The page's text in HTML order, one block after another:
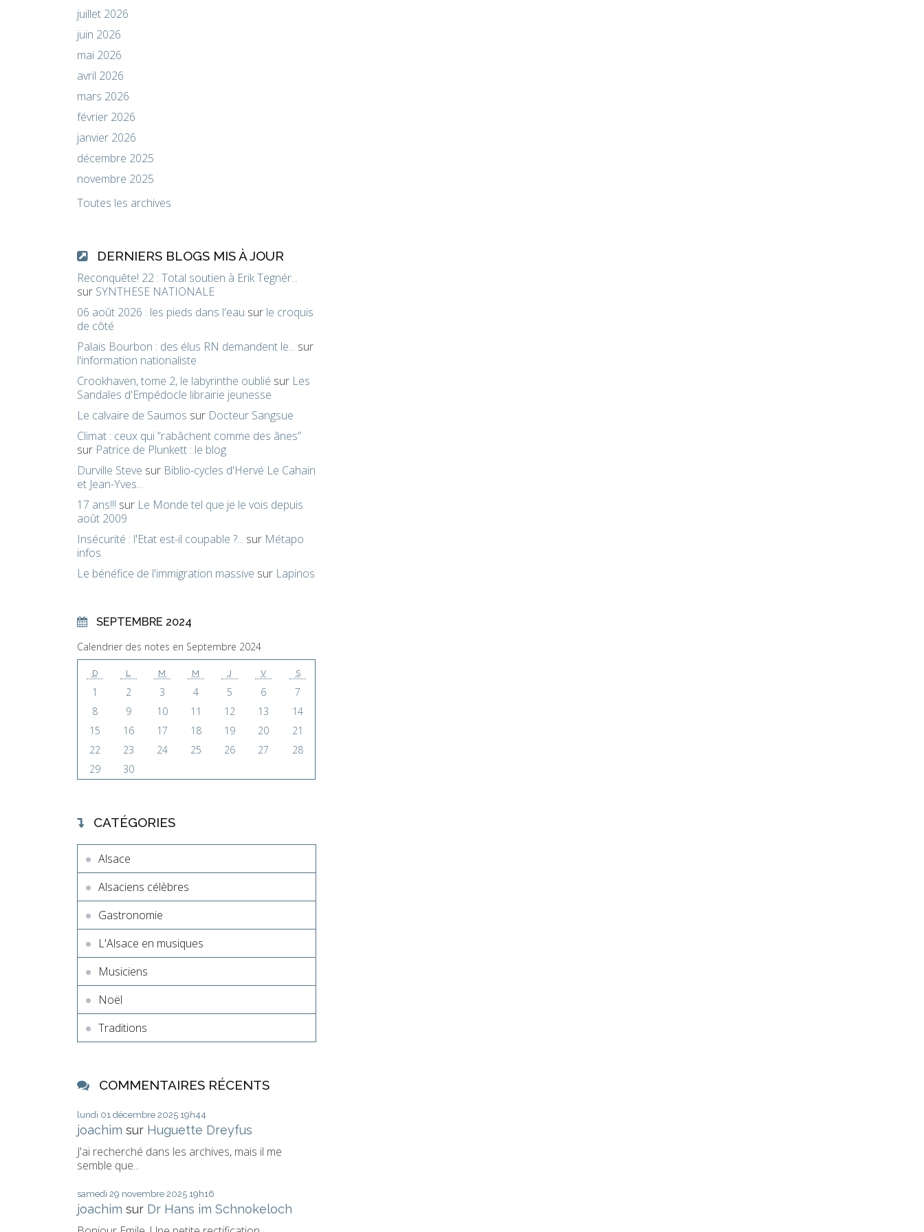
juillet 2026
juin 2026
mai 2026
avril 2026
mars 2026
février 2026
janvier 2026
décembre 2025
novembre 2025
Toutes les archives
DERNIERS BLOGS MIS À JOUR
Reconquête! 22 : Total soutien à Erik Tegnér...
sur SYNTHESE NATIONALE
06 août 2026 : les pieds dans l'eau sur le croquis
de côté
Palais Bourbon : des élus RN demandent le... sur
l'information nationaliste
Crookhaven, tome 2, le labyrinthe oublié sur Les
Sandales d'Empédocle librairie jeunesse
Le calvaire de Saumos sur Docteur Sangsue
Climat : ceux qui ”rabâchent comme des ânes”
sur Patrice de Plunkett : le blog
Durville Steve sur Biblio-cycles d'Hervé Le Cahain
et Jean-Yves...
17 ans!!! sur Le Monde tel que je le vois depuis
août 2009
Insécurité : l'Etat est-il coupable ?... sur Métapo
infos
Le bénéfice de l'immigration massive sur Lapinos
SEPTEMBRE 2024
Calendrier des notes en Septembre 2024
D L M M J V S
1 2 3 4 5 6
7
8
9 10 11 12 13
14
15
16 17 18 19 20
21
22
23 24 25 26 27
28
29
30
CATÉGORIES
Alsace
Alsaciens célèbres
Gastronomie
L'Alsace en musiques
Musiciens
Noël
Traditions
COMMENTAIRES RÉCENTS
lundi 01 décembre 2025 19h44
joachim sur Huguette Dreyfus
J'ai recherché dans les archives, mais il me
semble que...
samedi 29 novembre 2025 19h16
joachim sur Dr Hans im Schnokeloch